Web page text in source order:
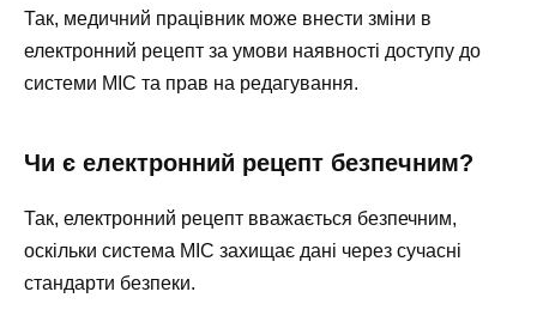
Так, медичний працівник може внести зміни в
електронний рецепт за умови наявності доступу до
системи МІС та прав на редагування.
Чи є електронний рецепт безпечним?
Так, електронний рецепт вважається безпечним,
оскільки система МІС захищає дані через сучасні
стандарти безпеки.